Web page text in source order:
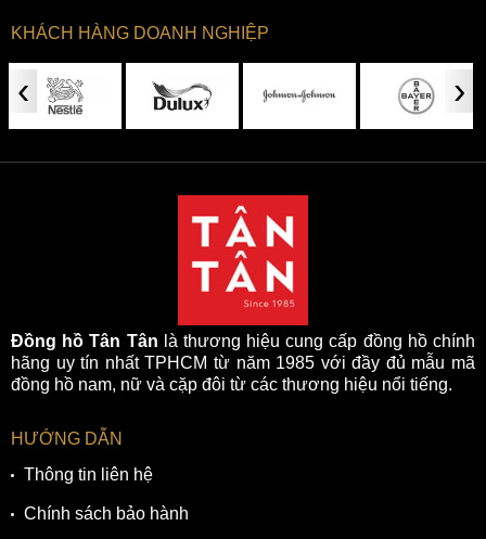
Bộ kim và cọc giờ phủ dạ quang của đồng hồ Bulova
96B321
3. Thiết kế bộ vỏ hình mai rùa độc đáo
Bulova 96B321 sở hữu bộ vỏ được thiết kế theo hình mai
rùa với 2 phần càng vát cong ở 2 bên. Ở cạnh phải là núm
nhiều cho khả năng chống nước của đồng hồ..
Bộ vỏ có đường kính 44mm sẽ vừa vặn cho những chàng
trai có cỡ cổ tay từ 16.5cm trở lên. Phần viền bezel được cắt
KHÁCH HÀNG DOANH NGHIỆP
‹ ›
Đồng hồ Tân Tân là thương hiệu cung cấp đồng hồ chính
hãng uy tín nhất TPHCM từ năm 1985 với đầy đủ mẫu mã
đồng hồ nam, nữ và cặp đôi từ các thương hiệu nổi tiếng.
HƯỚNG DẪN
Thông tin liên hệ
Chính sách bảo hành